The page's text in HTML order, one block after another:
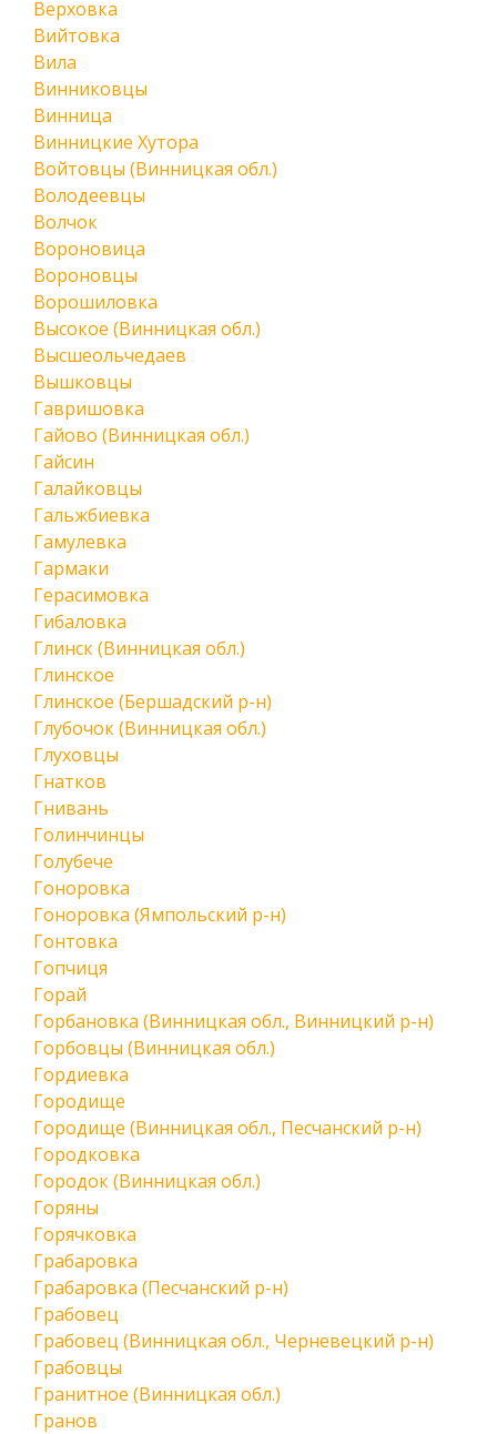
Верховка
Вийтовка
Вила
Винниковцы
Винница
Винницкие Хутора
Войтовцы (Винницкая обл.)
Володеевцы
Волчок
Вороновица
Вороновцы
Ворошиловка
Высокое (Винницкая обл.)
Высшеольчедаев
Вышковцы
Гавришовка
Гайово (Винницкая обл.)
Гайсин
Галайковцы
Гальжбиевка
Гамулевка
Гармаки
Герасимовка
Гибаловка
Глинск (Винницкая обл.)
Глинское
Глинское (Бершадский р-н)
Глубочок (Винницкая обл.)
Глуховцы
Гнатков
Гнивань
Голинчинцы
Голубече
Гоноровка
Гоноровка (Ямпольский р-н)
Гонтовка
Гопчиця
Горай
Горбановка (Винницкая обл., Винницкий р-н)
Горбовцы (Винницкая обл.)
Гордиевка
Городище
Городище (Винницкая обл., Песчанский р-н)
Городковка
Городок (Винницкая обл.)
Горяны
Горячковка
Грабаровка
Грабаровка (Песчанский р-н)
Грабовец
Грабовец (Винницкая обл., Черневецкий р-н)
Грабовцы
Гранитное (Винницкая обл.)
Гранов